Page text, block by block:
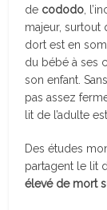
de cododo ,
majeur, surtout
dort est en
du bébé à ses
son enfant.
pas assez
lit de l’adulte
Des études
partagent le lit
élevé de mort